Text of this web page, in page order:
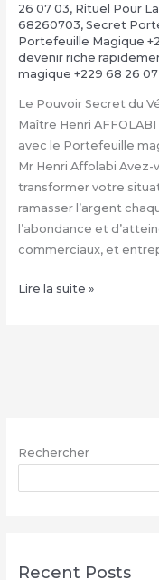
26 07 03, Rituel Pour
68260703, Secret
Portefeuille Magique
devenir riche
magique +229 68 26
Le Pouvoir Secret du
Maître Henri
avec le Portefeuille
Mr Henri Affolabi Avez-
transformer votre
ramasser l’argent
l’abondance et
commerciaux, et
Comment
:
68
Lire la suite »
Rechercher
Recent Posts